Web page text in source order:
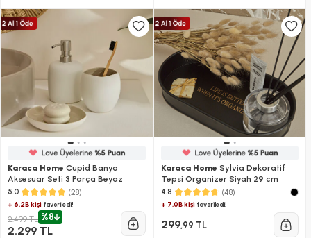
Karaca Home Cupid Banyo
Aksesuar Seti 3 Parça Beyaz
5.0 (28)
+ 6.2B kişi favoriledi!
2.499 TL %8
2.299 TL
Karaca Home Sylvia Dekoratif
Tepsi Organizer Siyah 29 cm
4.8 (48)
+ 7.0B kişifavoriledi!
299,99 TL